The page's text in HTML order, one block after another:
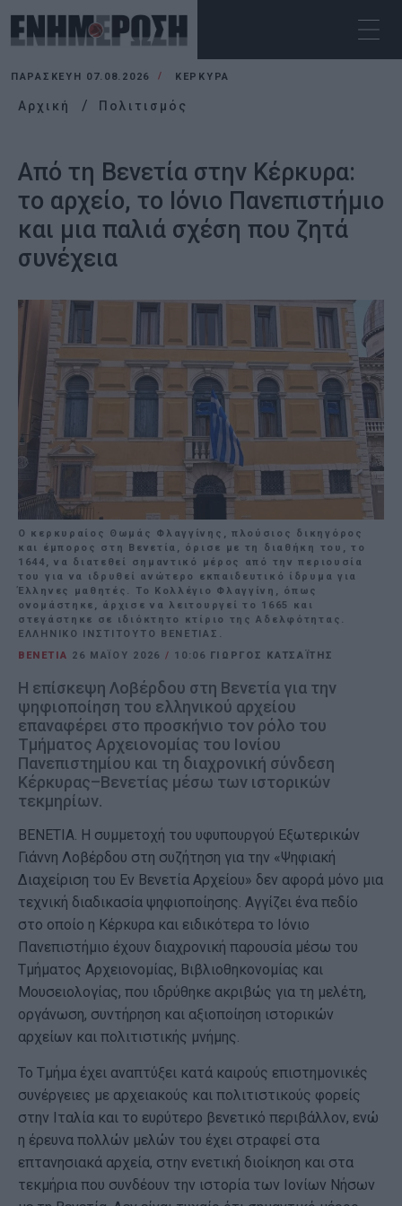
ΠΑΡΑΣΚΕΥΉ 07.08.2026 ΚΕΡΚΥΡΑ
Αρχική Πολιτισμός
Από τη Βενετία στην Κέρκυρα:
το αρχείο, το Ιόνιο Πανεπιστήμιο
και μια παλιά σχέση που ζητά
συνέχεια
Ο κερκυραίος Θωμάς Φλαγγίνης, πλούσιος δικηγόρος
και έμπορος στη Βενετία, όρισε με τη διαθήκη του, το
1644, να διατεθεί σημαντικό μέρος από την περιουσία
του για να ιδρυθεί ανώτερο εκπαιδευτικό ίδρυμα για
Έλληνες μαθητές. Το Κολλέγιο Φλαγγίνη, όπως
ονομάστηκε, άρχισε να λειτουργεί το 1665 και
στεγάστηκε σε ιδιόκτητο κτίριο της Αδελφότητας.
ΕΛΛΗΝΙΚΟ ΙΝΣΤΙΤΟΥΤΟ ΒΕΝΕΤΙΑΣ.
ΒΕΝΕΤΙΑ 26 ΜΑΪ́ΟΥ 2026 / 10:06 ΓΙΩΡΓΟΣ ΚΑΤΣΑΪΤΗΣ
Η επίσκεψη Λοβέρδου στη Βενετία για την
ψηφιοποίηση του ελληνικού αρχείου
επαναφέρει στο προσκήνιο τον ρόλο του
Τμήματος Αρχειονομίας του Ιονίου
Πανεπιστημίου και τη διαχρονική σύνδεση
Κέρκυρας–Βενετίας μέσω των ιστορικών
τεκμηρίων.
ΒΕΝΕΤΙΑ. Η συμμετοχή του υφυπουργού Εξωτερικών
Γιάννη Λοβέρδου στη συζήτηση για την «Ψηφιακή
Διαχείριση του Εν Βενετία Αρχείου» δεν αφορά μόνο μια
τεχνική διαδικασία ψηφιοποίησης. Αγγίζει ένα πεδίο
στο οποίο η Κέρκυρα και ειδικότερα το Ιόνιο
Πανεπιστήμιο έχουν διαχρονική παρουσία μέσω του
Τμήματος Αρχειονομίας, Βιβλιοθηκονομίας και
Μουσειολογίας, που ιδρύθηκε ακριβώς για τη μελέτη,
οργάνωση, συντήρηση και αξιοποίηση ιστορικών
αρχείων και πολιτιστικής μνήμης.
Το Τμήμα έχει αναπτύξει κατά καιρούς επιστημονικές
συνέργειες με αρχειακούς και πολιτιστικούς φορείς
στην Ιταλία και το ευρύτερο βενετικό περιβάλλον, ενώ
η έρευνα πολλών μελών του έχει στραφεί στα
επτανησιακά αρχεία, στην ενετική διοίκηση και στα
τεκμήρια που συνδέουν την ιστορία των Ιονίων Νήσων